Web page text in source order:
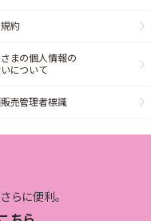
約
まの個人情報の
について
売管理者標識
らに便利。